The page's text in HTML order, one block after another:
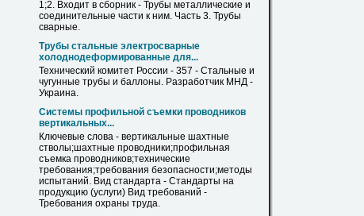
1;2. Входит в сборник - Трубы металлические и
соединительные части к ним. Часть 3. Трубы
сварные.
Трубы стальные электросварные
холоднодеформированные для...
Технический комитет России - 357 - Стальные и
чугунные трубы и баллоны. Разработчик МНД -
Украина.
Системы профильной съемки проводников
вертикальных...
Ключевые слова - вертикальные шахтные
стволы;шахтные проводники;профильная
съемка проводников;технические
требования;требования безопасности;методы
испытаний. Вид стандарта - Стандарты на
продукцию (услуги) Вид требований -
Требования охраны труда.